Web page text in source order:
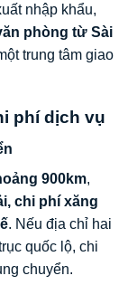
nhập khẩu,
phòng từ Sài
trung tâm giao
phí dịch vụ
900km,
chi phí xăng
. Nếu địa chỉ hai
quốc lộ, chi
chuyển.